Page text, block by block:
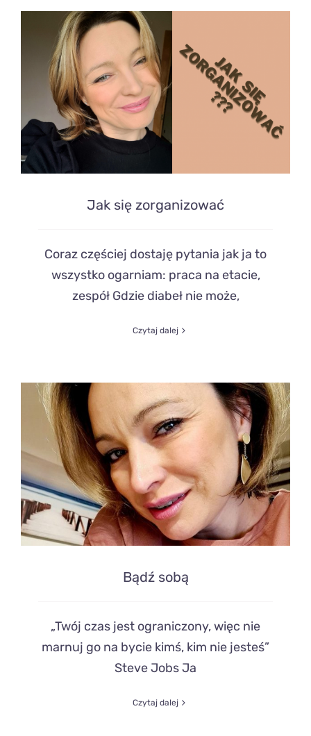
Jak się zorganizować
Coraz częściej dostaję pytania jak ja to
wszystko ogarniam: praca na etacie,
zespół Gdzie diabeł nie może,
Czytaj dalej
Bądź sobą
„Twój czas jest ograniczony, więc nie
marnuj go na bycie kimś, kim nie jesteś”
Steve Jobs Ja
Czytaj dalej